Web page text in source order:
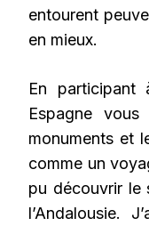
entourent
en mieux.
En participant
Espagne
monuments et
comme un
pu découvrir le
l’Andalousie.